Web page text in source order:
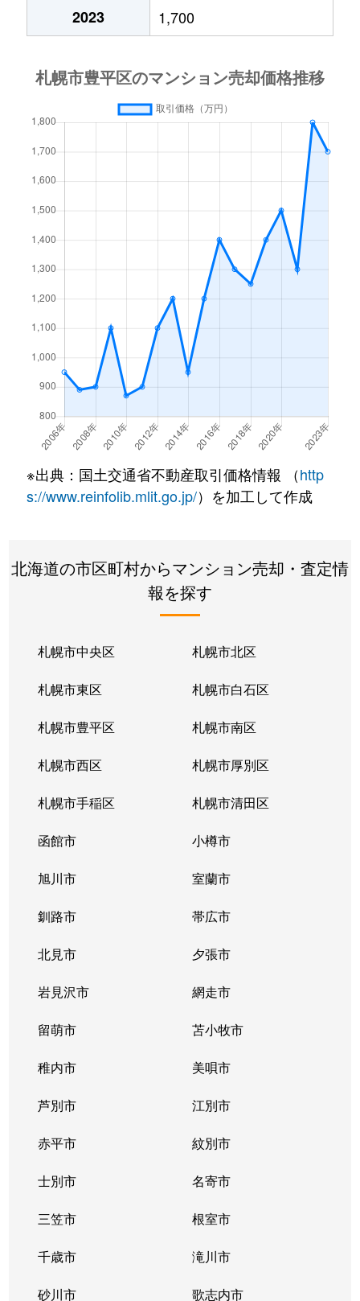
月寒西５条
1,600万円
月寒東１条
2,300万円 月寒中央
徒歩
2,100万円 月寒中央
月寒東１条
徒歩
月寒東１条
2,100万円 福住
月寒東１条
福住
月寒東１条
3,400万円 福住
月寒東１条
3,500万円
月寒東１条
800万円
月寒東１条
1,900万円 福住
徒歩
月寒東１条
1,100万円 福住
月寒東２条
640万円 月寒中央
月寒東２条
2,500万円 福住
徒歩
2,800万円
月寒東２条
福住
月寒東２条
福住
月寒東３条
月寒中央
月寒東４条
月寒中央
月寒東４条
南郷7丁目
月寒東５条
南郷7丁目
豊平２条
東札幌
豊平２条
東札幌
豊平３条
学園前(札幌)
豊平４条
豊平公園
豊平４条
豊平公園
豊平４条
豊平公園
豊平６条
学園前(札幌)
豊平８条
学園前(札幌)
豊平８条
豊平公園
豊平９条
豊平公園
中の島１条
中の島
2023
1,700
※出典：国土交通省不動産取引価格情報 （http
s://www.reinfolib.mlit.go.jp/）を加工して作成
北海道の市区町村からマンション売却・査定情
報を探す
札幌市中央区 札幌市北区
札幌市東区 札幌市白石区
札幌市豊平区 札幌市南区
札幌市西区 札幌市厚別区
札幌市手稲区 札幌市清田区
函館市 小樽市
旭川市 室蘭市
釧路市 帯広市
北見市 夕張市
岩見沢市 網走市
留萌市 苫小牧市
稚内市 美唄市
芦別市 江別市
赤平市 紋別市
士別市 名寄市
三笠市 根室市
千歳市 滝川市
砂川市 歌志内市